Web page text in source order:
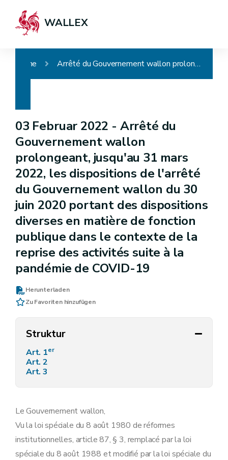
WALLEX
Home Arrêté du Gouvernement wallon prolongeant, jusqu'au 31 mars 2022, les dispositions de l'arrêté du Gouvernement wallon du 30 juin 2020 portant des dispositions diverses en matière de fonction publique dans le contexte de la reprise des activités suite à la pandémie de COVID-19
03 Februar 2022 - Arrêté du
Gouvernement wallon
prolongeant, jusqu'au 31 mars
2022, les dispositions de l'arrêté
du Gouvernement wallon du 30
juin 2020 portant des dispositions
diverses en matière de fonction
publique dans le contexte de la
reprise des activités suite à la
pandémie de COVID-19
Herunterladen
Zu Favoriten hinzufügen
Struktur
Art. 1er
Art. 2
Art. 3
Le Gouvernement wallon,
Vu la loi spéciale du 8 août 1980 de réformes
institutionnelles, article 87, § 3, remplacé par la loi
spéciale du 8 août 1988 et modifié par la loi spéciale du